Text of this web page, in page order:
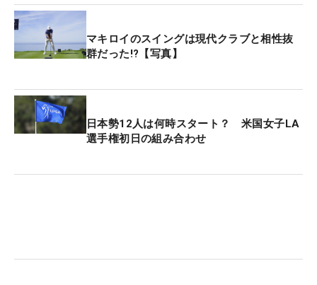
マキロイのスイングは現代クラブと相性抜
群だった!?【写真】
日本勢12人は何時スタート？ 米国女子LA
選手権初日の組み合わせ